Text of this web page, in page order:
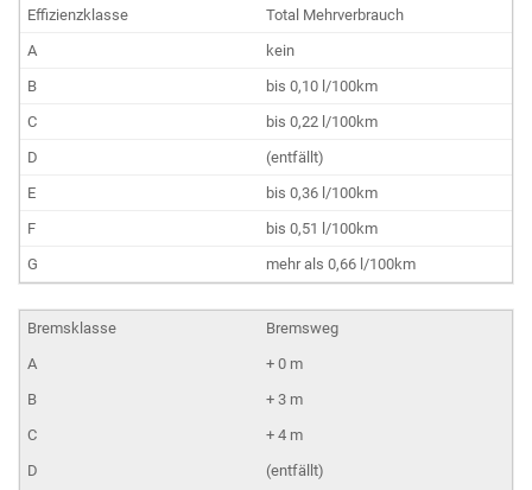
Total Mehrverbrauch
kein
bis 0,10 l/100km
bis 0,22 l/100km
(entfällt)
bis 0,36 l/100km
bis 0,51 l/100km
mehr als 0,66 l/100km
Bremsweg
+ 0 m
+ 3 m
+ 4 m
(entfällt)